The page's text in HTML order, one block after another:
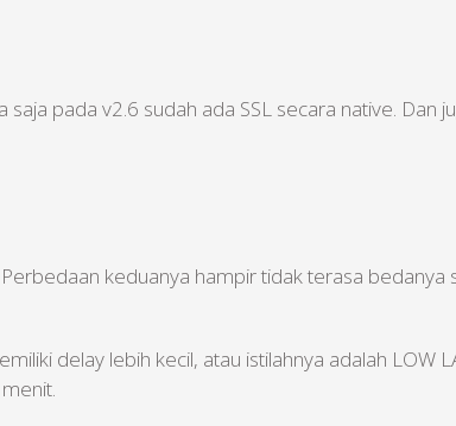
pada v2.6 sudah ada SSL secara native. Dan
keduanya hampir tidak terasa bedanya
delay lebih kecil, atau istilahnya adalah LOW